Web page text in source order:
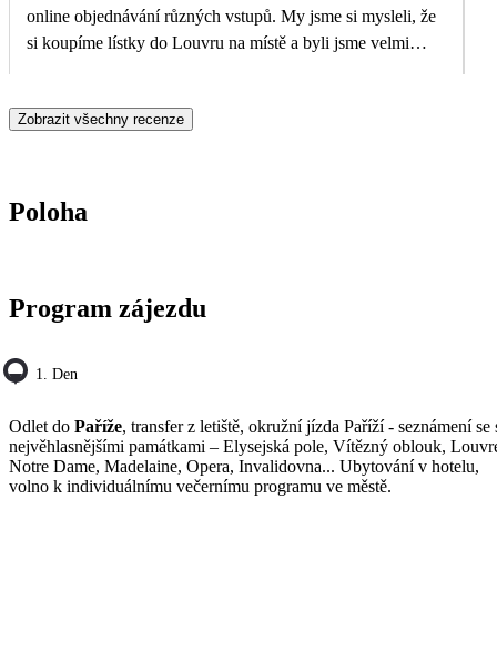
online objednávání různých vstupů. My jsme si mysleli, že
si koupíme lístky do Louvru na místě a byli jsme velmi
Zobrazit všechny recenze
Poloha
Program zájezdu
1. Den
Odlet do Paříže, transfer z letiště, okružní jízda Paříží - seznámení se
nejvěhlasnějšími památkami – Elysejská pole, Vítězný oblouk,
Notre Dame, Madelaine, Opera, Invalidovna... Ubytování v hotelu,
volno k individuálnímu večernímu programu ve městě.